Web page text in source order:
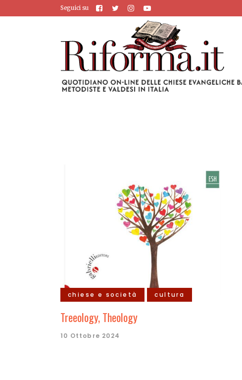
Seguici su
chiese e società cultura
Treeology, Theology
10 Ottobre 2024